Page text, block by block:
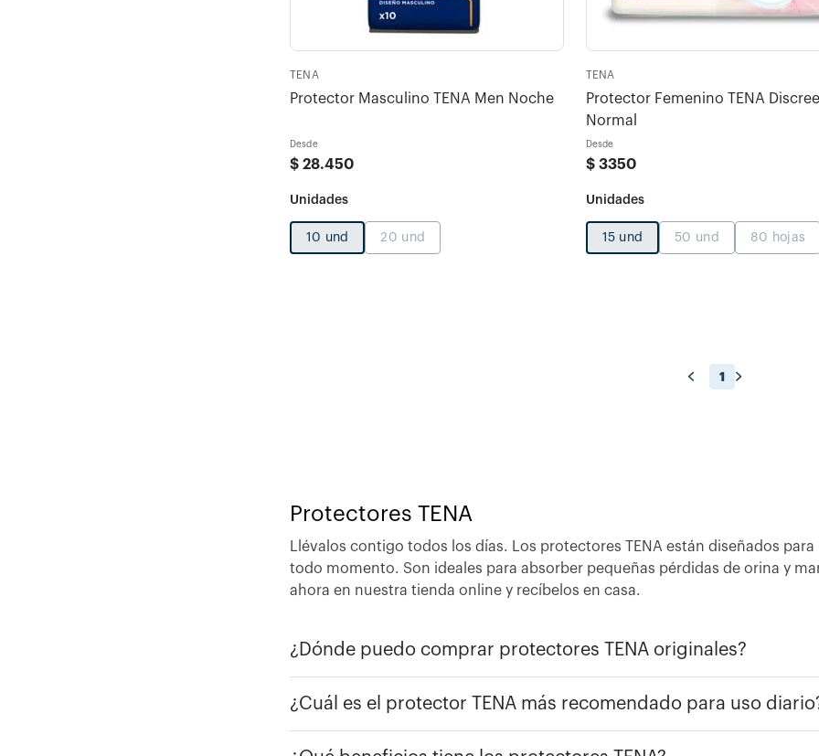
TENA
Protector Masculino TENA Men Noche
Desde
$ 28.450
10 und 20 und
TENA
Protector Femenino TENA
Normal
Desde
$ 3350
15 und 50 und 80 hojas
1
Protectores TENA
Llévalos contigo todos los días. Los protectores TENA están diseñados
todo momento. Son ideales para absorber pequeñas pérdidas de orina y
ahora en nuestra tienda online y recíbelos en casa.
¿Dónde puedo comprar protectores TENA originales?
¿Cuál es el protector TENA más recomendado para uso